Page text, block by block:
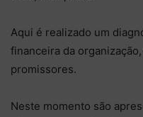
Aqui é realizado um
financeira da
promissores.
Neste momento são